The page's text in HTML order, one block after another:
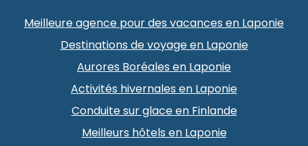
Meilleure agence pour des vacances en Laponie
Destinations de voyage en Laponie
Aurores Boréales en Laponie
Activités hivernales en Laponie
Conduite sur glace en Finlande
Meilleurs hôtels en Laponie